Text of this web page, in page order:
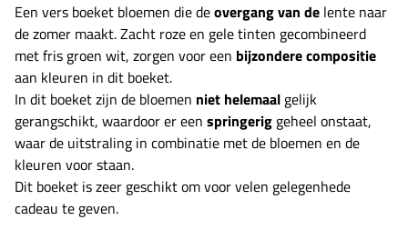
Een vers boeket bloemen die deovergang van de lente naar
de zomer maakt. Zacht roze en gele tinten gecombineerd
met fris groen wit, zorgen voor een bijzondere compositie
aan kleuren in dit boeket.
In dit boeket zijn de bloemen niet helemaal gelijk
gerangschikt, waardoor er een springerig geheel onstaat,
waar de uitstraling in combinatie met de bloemen en de
kleuren voor staan.
Dit boeket is zeer geschikt om voor velen gelegenhede
cadeau te geven.